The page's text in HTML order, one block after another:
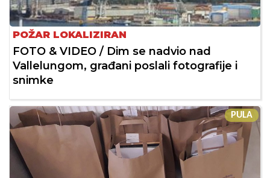
POŽAR LOKALIZIRAN
FOTO & VIDEO / Dim se nadvio nad
Vallelungom, građani poslali fotografije i
snimke
PULA